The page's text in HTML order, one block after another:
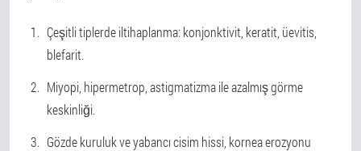
Çeşitli tiplerde iltihaplanma: konjonktivit, keratit, üevitis,
blefarit.
Miyopi, hipermetrop, astigmatizma ile azalmış görme
keskinliği.
Gözde kuruluk ve yabancı cisim hissi, kornea erozyonu